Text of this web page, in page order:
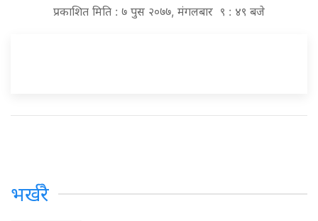
प्रकाशित मिति : ७ पुस २०७७, मंगलबार ९ : ४९ बजे
भर्खरै